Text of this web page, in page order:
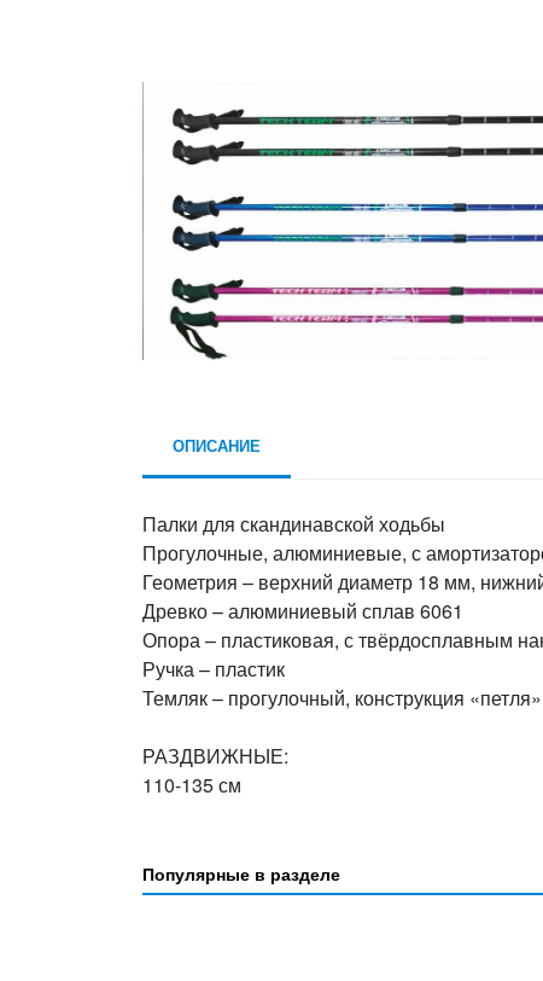
ОПИСАНИЕ
Палки для скандинавской ходьбы
Прогулочные, алюминиевые, с
Геометрия – верхний диаметр 18 мм,
Древко – алюминиевый сплав 6061
Опора – пластиковая, с твёрдосплавным
Ручка – пластик
Темляк – прогулочный, конструкция «петля»
РАЗДВИЖНЫЕ:
110-135 см
Популярные в разделе